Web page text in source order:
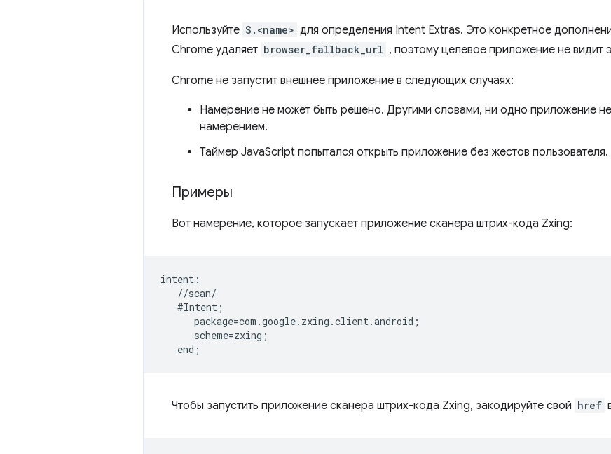
Используйте S.<name> для определения Intent Extras. Это конкретное
Chrome удаляет browser_fallback_url , поэтому целевое приложение не видит
Chrome не запустит внешнее приложение в следующих случаях:
Намерение не может быть решено. Другими словами, ни одно приложение
намерением.
Таймер JavaScript попытался открыть приложение без жестов пользователя.
Примеры
Вот намерение, которое запускает приложение сканера штрих-кода Zxing:
intent:
   //scan/
   #Intent;
      package=com.google.zxing.client.android;
      scheme=zxing;
Чтобы запустить приложение сканера штрих-кода Zxing, закодируйте свой href